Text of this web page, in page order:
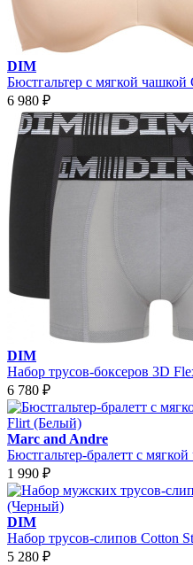
DIM
Бюстгальтер с мягкой чашкой
6 980 ₽
DIM
Набор трусов-боксеров 3D
6 780 ₽
Marc and Andre
Бюстгальтер-бралетт с
1 990 ₽
DIM
Набор трусов-слипов Cotton
5 280 ₽